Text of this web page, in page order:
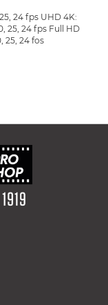
24 fps UHD 4K:
25, 24 fps Full HD
25, 24 fos